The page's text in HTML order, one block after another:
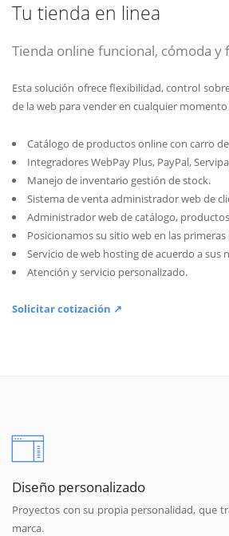
Tu tienda en linea
Tienda online funcional, cómoda y
Esta solución ofrece flexibilidad, control
de la web para vender en cualquier
Catálogo de productos online con carro
Integradores WebPay Plus, PayPal,
Manejo de inventario gestión de stock.
Sistema de venta administrador web de
Administrador web de catálogo,
Posicionamos su sitio web en las
Servicio de web hosting de acuerdo a sus
Atención y servicio personalizado.
Solicitar cotización ↗
Diseño personalizado
Proyectos con su propia personalidad, que
marca.